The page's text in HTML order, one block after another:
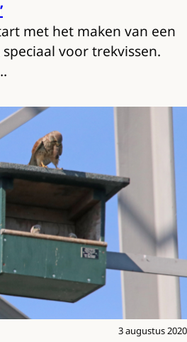
met het maken van een
speciaal voor trekvissen.
3 augustus 2020